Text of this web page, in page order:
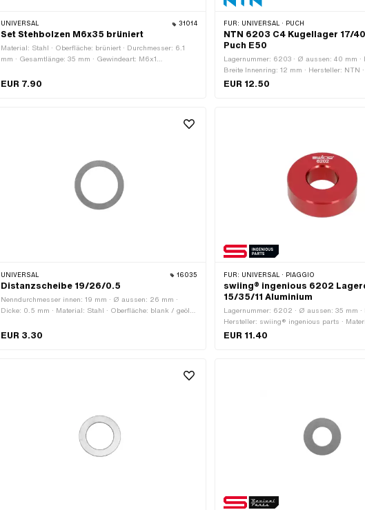
UNIVERSAL 31014
Set Stehbolzen M6x35 brüniert
Material: Stahl · Oberfläche: brüniert · Durchmesser: 6.1
mm · Gesamtlänge: 35 mm · Gewindeart: M6x1
Gewindelänge: 17 mm · Festigkeitsklasse: 8.8
EUR 7.90
FÜR: UNIVERSAL · PUCH
NTN 6203 C4 Kugellager 17/
Puch E50
Lagernummer: 6203 · Ø aussen: 40 mm ·
Breite Innenring: 12 mm · Hersteller: NTN
Lagerkäfig: Stahlblechkäfig kugelgeführt ·
EUR 12.50
UNIVERSAL 16035
Distanzscheibe 19/26/0.5
Nenndurchmesser innen: 19 mm · Ø aussen: 26 mm ·
Dicke: 0.5 mm · Material: Stahl · Oberfläche: blank / geölt ·
EUR 3.30
FÜR: UNIVERSAL · PIAGGIO
swiing® ingenious 6202
15/35/11 Aluminium
Lagernummer: 6202 · Ø aussen: 35 mm ·
Hersteller: swiing® ingenious parts ·
Oberfläche: eloxiert · Lagerart:
EUR 11.40